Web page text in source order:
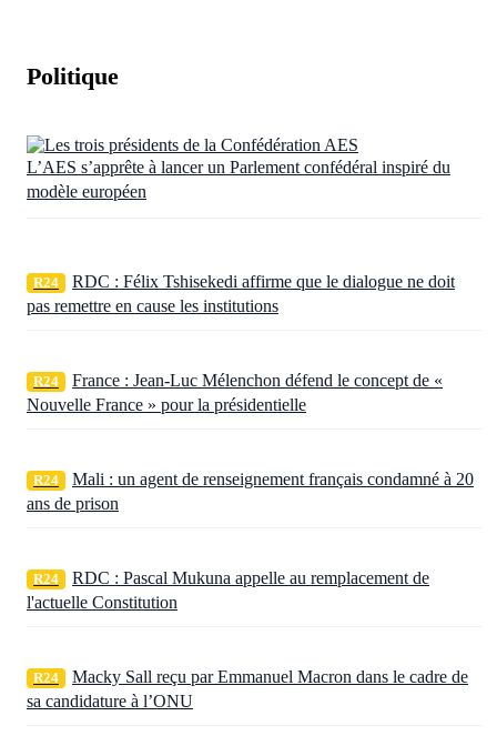
Politique
L’AES s’apprête à lancer un Parlement confédéral inspiré du
modèle européen
R24
RDC : Félix Tshisekedi affirme que le dialogue ne doit
pas remettre en cause les institutions
R24
France : Jean-Luc Mélenchon défend le concept de «
Nouvelle France » pour la présidentielle
R24
Mali : un agent de renseignement français condamné à 20
ans de prison
R24
RDC : Pascal Mukuna appelle au remplacement de
l'actuelle Constitution
R24
Macky Sall reçu par Emmanuel Macron dans le cadre de
sa candidature à l’ONU